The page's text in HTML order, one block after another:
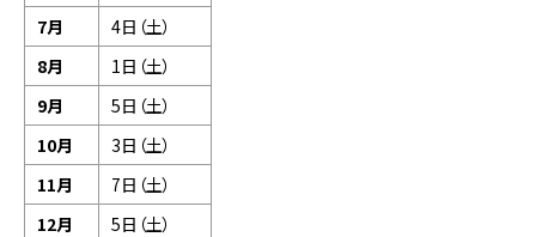
7月
4日（土）
8月
1日（土）
9月
5日（土）
10月
3日（土）
11月
7日（土）
12月
5日（土）